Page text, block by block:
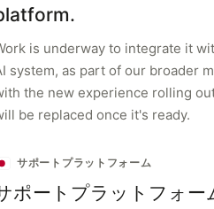
is underway to integrate it
system, as part of our broader
the new experience rolling
be replaced once it's ready.
サポートプラットフォーム
ポートプラットフォー